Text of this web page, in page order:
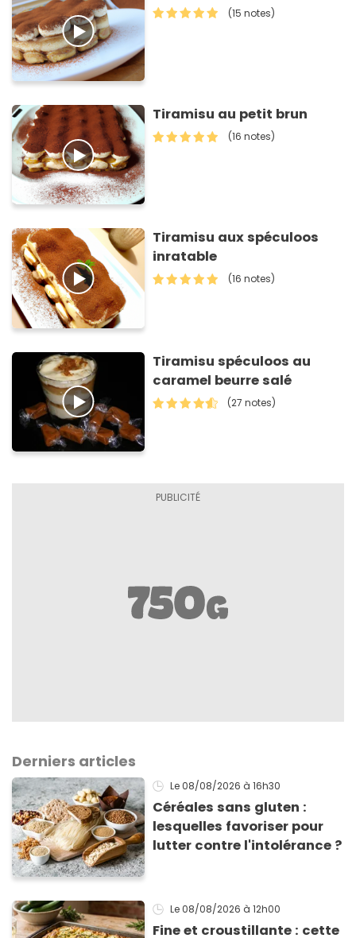
(15 notes)
Tiramisu au petit brun
(16 notes)
Tiramisu aux spéculoos
inratable
(16 notes)
Tiramisu spéculoos au
caramel beurre salé
(27 notes)
Derniers articles
Le 08/08/2026 à 16h30
Céréales sans gluten :
lesquelles favoriser pour
lutter contre l'intolérance ?
Le 08/08/2026 à 12h00
Fine et croustillante : cette